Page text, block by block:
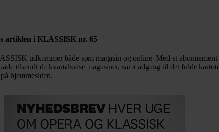
artiklen i KLASSISK nr. 65
udkommer både som magasin og online. Med et abonnement
tilsendt de kvartalsvise magasiner, samt adgang til det fulde
hjemmesiden.